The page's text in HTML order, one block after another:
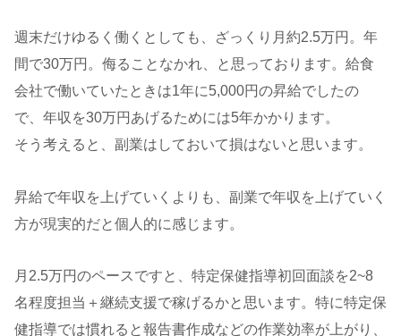
週末だけゆるく働くとしても、ざっくり月約2.5万円。年
間で30万円。侮ることなかれ、と思っております。給食
会社で働いていたときは1年に5,000円の昇給でしたの
で、年収を30万円あげるためには5年かかります。
そう考えると、副業はしておいて損はないと思います。
昇給で年収を上げていくよりも、副業で年収を上げていく
方が現実的だと個人的に感じます。
月2.5万円のペースですと、特定保健指導初回面談を2~8
名程度担当＋継続支援で稼げるかと思います。特に特定保
健指導では慣れると報告書作成などの作業効率が上がり、